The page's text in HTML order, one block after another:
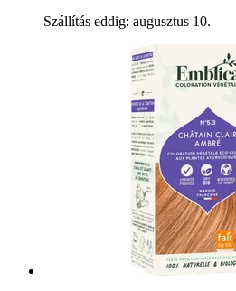
Szállítás eddig: augusztus 10.